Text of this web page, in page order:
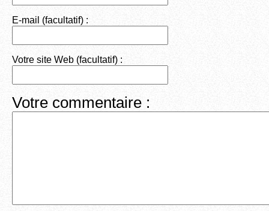
E-mail (facultatif) :
Votre site Web (facultatif) :
Votre commentaire :